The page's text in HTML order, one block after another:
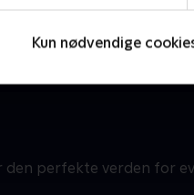
Kun nødvendige
den perfekte verden for